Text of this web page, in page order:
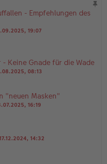
- Empfehlungen des
19:07
Keine Gnade für die Wade
08:13
"neuen Masken"
16:19
17.12.2024, 14:32